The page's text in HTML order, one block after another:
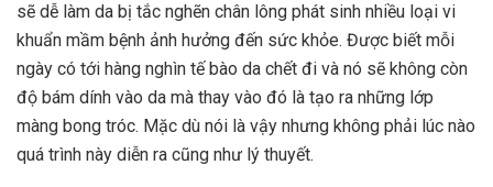
sẽ dễ làm da bị tắc nghẽn chân lông phát sinh nhiều loại vi
khuẩn mầm bệnh ảnh hưởng đến sức khỏe. Được biết mỗi
ngày có tới hàng nghìn tế bào da chết đi và nó sẽ không còn
độ bám dính vào da mà thay vào đó là tạo ra những lớp
màng bong tróc. Mặc dù nói là vậy nhưng không phải lúc nào
quá trình này diễn ra cũng như lý thuyết.